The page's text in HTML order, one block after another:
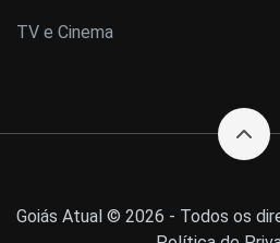
TV e Cinema
Goiás Atual © 2026 - Todos os